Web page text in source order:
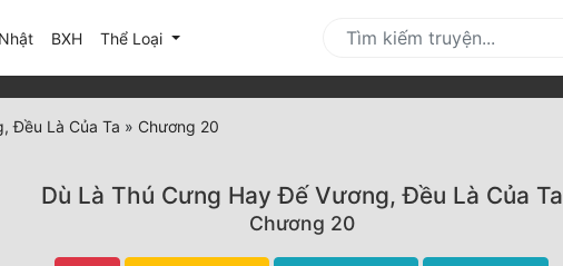
(current)
BXH Thể Loại
Đều Là Của Ta » Chương 20
Dù Là Thú Cưng Hay Đế Vương, Đều Là Của Ta
Chương 20